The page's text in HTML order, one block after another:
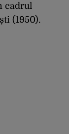
cadrul
(1950).